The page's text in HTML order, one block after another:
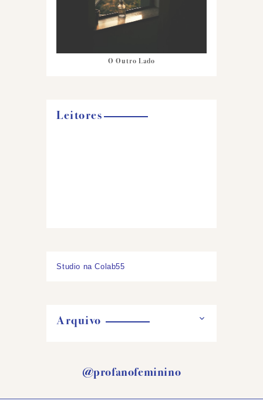
O Outro Lado
Leitores
Studio na Colab55
Arquivo
@profanofeminino